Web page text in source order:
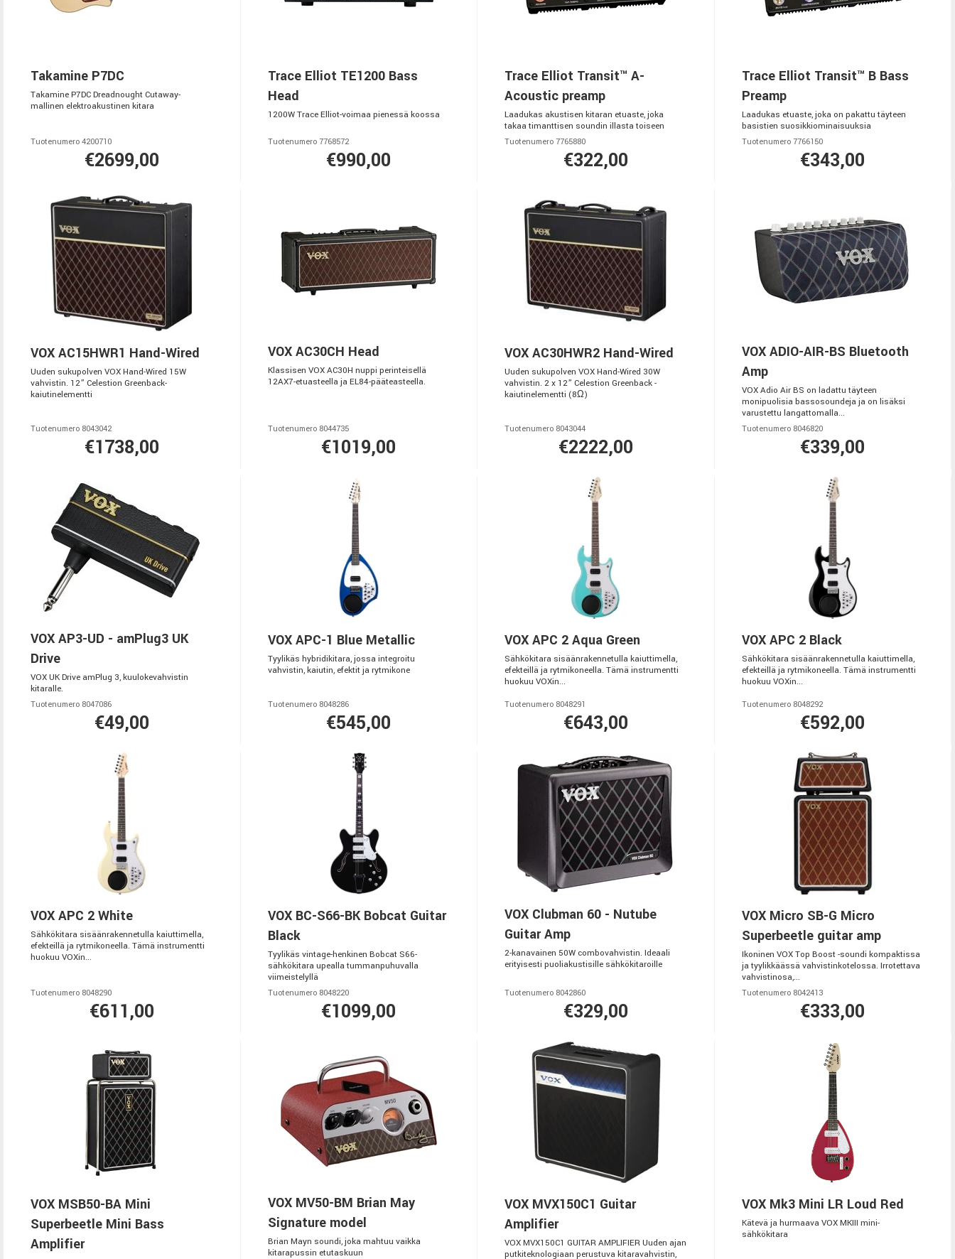
Takamine P7DC
Takamine P7DC Dreadnought Cutaway-
mallinen elektroakustinen kitara
Tuotenumero 4200710
€2699,00
Trace Elliot TE1200 Bass
Head
1200W Trace Elliot-voimaa pienessä koossa
Tuotenumero 7768572
€990,00
Trace Elliot Transit™ A-
Acoustic preamp
Laadukas akustisen kitaran etuaste, joka
takaa timanttisen soundin illasta toiseen
Tuotenumero 7765880
€322,00
Trace Elliot Transit™ B Bass
Preamp
Laadukas etuaste, joka on pakattu täyteen
basistien suosikkiominaisuuksia
Tuotenumero 7766150
€343,00
VOX AC15HWR1 Hand-Wired
Uuden sukupolven VOX Hand-Wired 15W
vahvistin. 12” Celestion Greenback-
kaiutinelementti
Tuotenumero 8043042
€1738,00
VOX AC30CH Head
Klassisen VOX AC30H nuppi perinteisellä
12AX7-etuasteella ja EL84-pääteasteella.
Tuotenumero 8044735
€1019,00
VOX AC30HWR2 Hand-Wired
Uuden sukupolven VOX Hand-Wired 30W
vahvistin. 2 x 12” Celestion Greenback -
kaiutinelementti (8Ω)
Tuotenumero 8043044
€2222,00
VOX ADIO-AIR-BS Bluetooth
Amp
VOX Adio Air BS on ladattu täyteen
monipuolisia bassosoundeja ja on lisäksi
varustettu langattomalla...
Tuotenumero 8046820
€339,00
VOX AP3-UD - amPlug3 UK
Drive
VOX UK Drive amPlug 3, kuulokevahvistin
kitaralle.
Tuotenumero 8047086
€49,00
VOX APC-1 Blue Metallic
Tyylikäs hybridikitara, jossa integroitu
vahvistin, kaiutin, efektit ja rytmikone
Tuotenumero 8048286
€545,00
VOX APC 2 Aqua Green
Sähkökitara sisäänrakennetulla kaiuttimella,
efekteillä ja rytmikoneella. Tämä instrumentti
huokuu VOXin...
Tuotenumero 8048291
€643,00
VOX APC 2 Black
Sähkökitara sisäänrakennetulla kaiuttimella,
efekteillä ja rytmikoneella. Tämä instrumentti
huokuu VOXin...
Tuotenumero 8048292
€592,00
VOX APC 2 White
Sähkökitara sisäänrakennetulla kaiuttimella,
efekteillä ja rytmikoneella. Tämä instrumentti
huokuu VOXin...
Tuotenumero 8048290
€611,00
VOX BC-S66-BK Bobcat Guitar
Black
Tyylikäs vintage-henkinen Bobcat S66-
sähkökitara upealla tummanpuhuvalla
viimeistelyllä
Tuotenumero 8048220
€1099,00
VOX Clubman 60 - Nutube
Guitar Amp
2-kanavainen 50W combovahvistin. Ideaali
erityisesti puoliakustisille sähkökitaroille
Tuotenumero 8042860
€329,00
VOX Micro SB-G Micro
Superbeetle guitar amp
Ikoninen VOX Top Boost -soundi kompaktissa
ja tyylikkäässä vahvistinkotelossa. Irrotettava
vahvistinosa,...
Tuotenumero 8042413
€333,00
VOX MSB50-BA Mini
Superbeetle Mini Bass
Amplifier
VOX MV50-BM Brian May
Signature model
Brian Mayn soundi, joka mahtuu vaikka
kitarapussin etutaskuun
VOX MVX150C1 Guitar
Amplifier
VOX MVX150C1 GUITAR AMPLIFIER Uuden ajan
putkiteknologiaan perustuva kitaravahvistin,
VOX Mk3 Mini LR Loud Red
Kätevä ja hurmaava VOX MKIII mini-
sähkökitara